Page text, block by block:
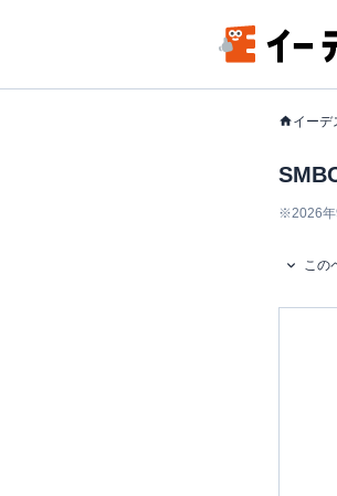
イーデ
※2026年
この